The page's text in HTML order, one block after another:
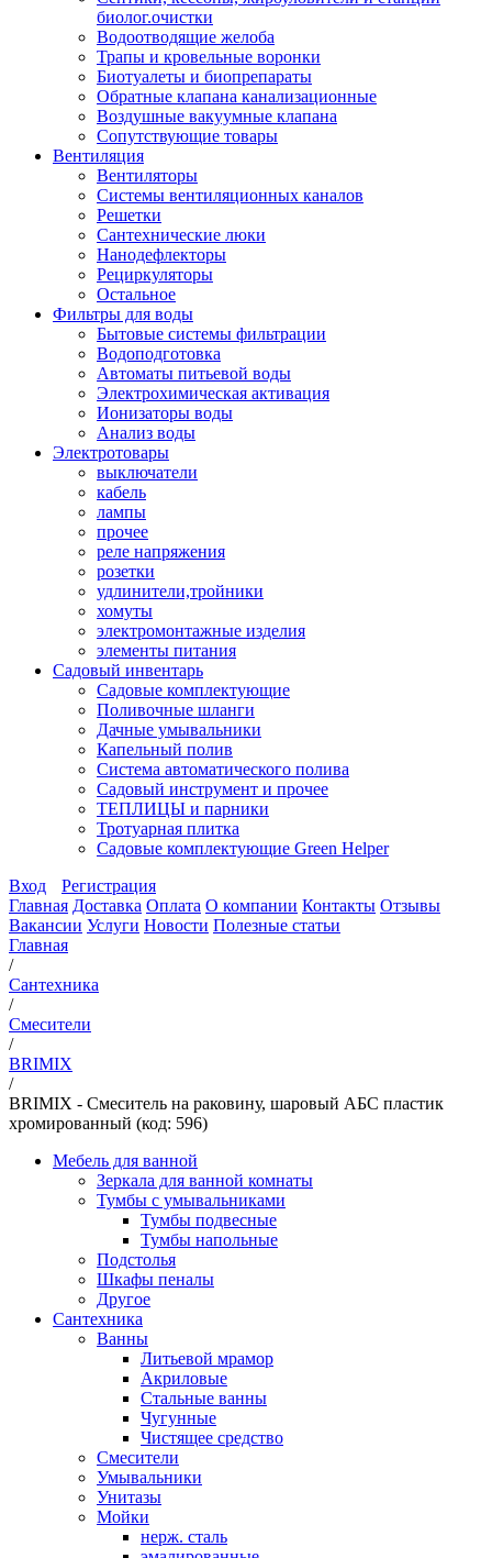
биолог.очистки
Водоотводящие желоба
Трапы и кровельные воронки
Биотуалеты и биопрепараты
Обратные клапана канализационные
Воздушные вакуумные клапана
Сопутствующие товары
Вентиляция
Вентиляторы
Системы вентиляционных каналов
Решетки
Сантехнические люки
Нанодефлекторы
Рециркуляторы
Остальное
Фильтры для воды
Бытовые системы фильтрации
Водоподготовка
Автоматы питьевой воды
Электрохимическая активация
Ионизаторы воды
Анализ воды
Электротовары
выключатели
кабель
лампы
прочее
реле напряжения
розетки
удлинители,тройники
хомуты
электромонтажные изделия
элементы питания
Садовый инвентарь
Садовые комплектующие
Поливочные шланги
Дачные умывальники
Капельный полив
Система автоматического полива
Садовый инструмент и прочее
ТЕПЛИЦЫ и парники
Тротуарная плитка
Садовые комплектующие Green Helper
Вход
Регистрация
Главная Доставка Оплата О компании Контакты Отзывы
Вакансии Услуги Новости Полезные статьи
Главная
/
Сантехника
/
Смесители
/
BRIMIX
/
BRIMIX - Смеситель на раковину, шаровый АБС пластик
хромированный (код: 596)
Мебель для ванной
Зеркала для ванной комнаты
Тумбы с умывальниками
Тумбы подвесные
Тумбы напольные
Подстолья
Шкафы пеналы
Другое
Сантехника
Ванны
Литьевой мрамор
Акриловые
Стальные ванны
Чугунные
Чистящее средство
Смесители
Умывальники
Унитазы
Мойки
нерж. сталь